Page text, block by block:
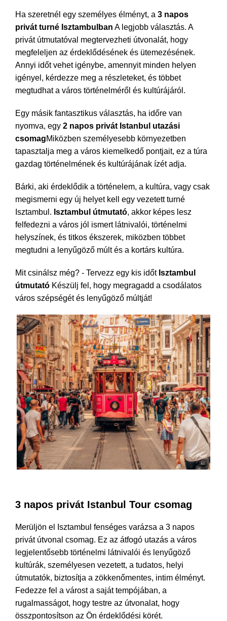
Ha szeretnél egy személyes élményt, a 3 napos
privát turné Isztambulban A legjobb választás. A
privát útmutatóval megtervezheti útvonalát, hogy
megfeleljen az érdeklődésének és ütemezésének.
Annyi időt vehet igénybe, amennyit minden helyen
igényel, kérdezze meg a részleteket, és többet
megtudhat a város történelméről és kultúrájáról.
Egy másik fantasztikus választás, ha időre van
nyomva, egy 2 napos privát Istanbul utazási
csomagMiközben személyesebb környezetben
tapasztalja meg a város kiemelkedő pontjait, ez a túra
gazdag történelmének és kultúrájának ízét adja.
Bárki, aki érdeklődik a történelem, a kultúra, vagy csak
megismerni egy új helyet kell egy vezetett turné
Isztambul. Isztambul útmutató, akkor képes lesz
felfedezni a város jól ismert látnivalói, történelmi
helyszínek, és titkos ékszerek, miközben többet
megtudni a lenyűgöző múlt és a kortárs kultúra.
Mit csinálsz még? - Tervezz egy kis időt Isztambul
útmutató Készülj fel, hogy megragadd a csodálatos
város szépségét és lenyűgöző múltját!
3 napos privát Istanbul Tour csomag
Merüljön el Isztambul fenséges varázsa a 3 napos
privát útvonal csomag. Ez az átfogó utazás a város
legjelentősebb történelmi látnivalói és lenyűgöző
kultúrák, személyesen vezetett, a tudatos, helyi
útmutatók, biztosítja a zökkenőmentes, intim élményt.
Fedezze fel a várost a saját tempójában, a
rugalmasságot, hogy testre az útvonalat, hogy
összpontosítson az Ön érdeklődési körét.